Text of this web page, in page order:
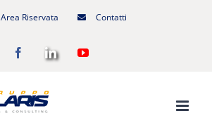
Area Riservata Contatti
FacebookLinkedInYouTube